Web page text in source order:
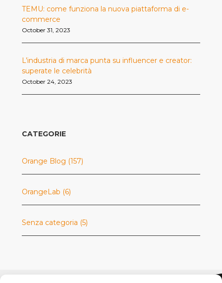
TEMU: come funziona la nuova piattaforma di e-
commerce
October 31, 2023
L’industria di marca punta su influencer e creator:
superate le celebrità
October 24, 2023
CATEGORIE
Orange Blog (157)
OrangeLab (6)
Senza categoria (5)